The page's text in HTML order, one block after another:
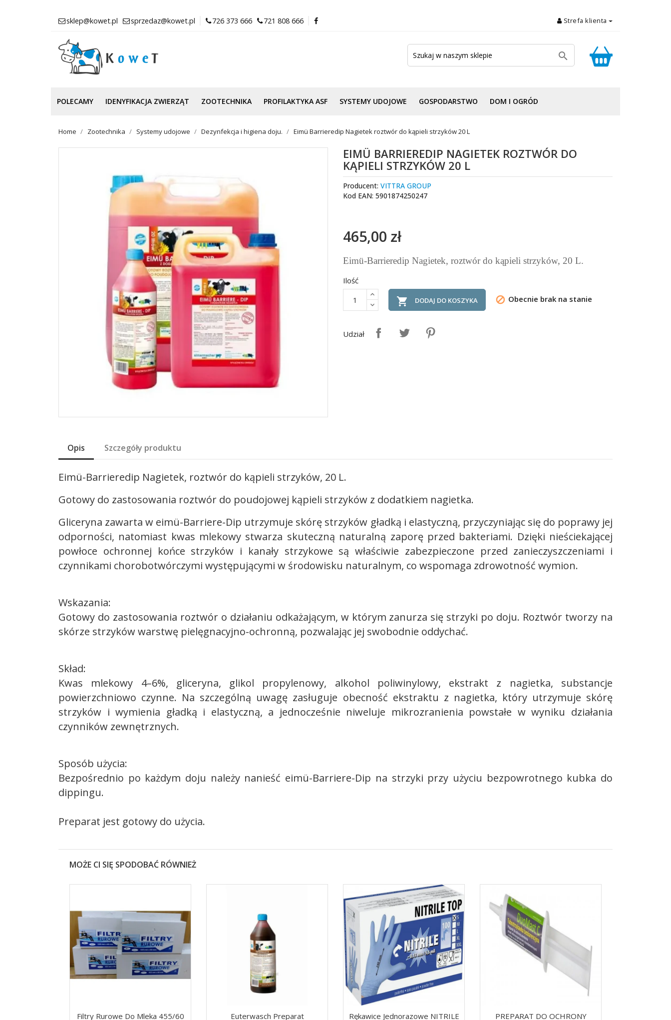
sklep@kowet.pl sprzedaz@kowet.pl 726 373 666 721 808 666 Strefa klienta

POLECAMY IDENYFIKACJA ZWIERZĄT ZOOTECHNIKA PROFILAKTYKA ASF SYSTEMY UDOJOWE GOSPODARSTWO DOM I OGRÓD
Home Zootechnika Systemy udojowe Dezynfekcja i higiena doju. Eimü Barrieredip Nagietek roztwór do kąpieli strzyków 20 L
EIMÜ BARRIEREDIP NAGIETEK ROZTWÓR DO
KĄPIELI STRZYKÓW 20 L
Producent: VITTRA GROUP
Kod EAN: 5901874250247
465,00 zł
Eimü-Barrieredip Nagietek, roztwór do kąpieli strzyków, 20 L.
Ilość
 DODAJ DO KOSZYKA  Obecnie brak na stanie
Udział
Opis Szczegóły produktu
Eimü-Barrieredip Nagietek, roztwór do kąpieli strzyków, 20 L.
Gotowy do zastosowania roztwór do poudojowej kąpieli strzyków z dodatkiem nagietka.
Gliceryna zawarta w eimü-Barriere-Dip utrzymuje skórę strzyków gładką i elastyczną, przyczyniając się do poprawy jej
odporności, natomiast kwas mlekowy stwarza skuteczną naturalną zaporę przed bakteriami. Dzięki nieściekającej
powłoce ochronnej końce strzyków i kanały strzykowe są właściwie zabezpieczone przed zanieczyszczeniami i
czynnikami chorobotwórczymi występującymi w środowisku naturalnym, co wspomaga zdrowotność wymion.
Wskazania:
Gotowy do zastosowania roztwór o działaniu odkażającym, w którym zanurza się strzyki po doju. Roztwór tworzy na
skórze strzyków warstwę pielęgnacyjno-ochronną, pozwalając jej swobodnie oddychać.
Skład:
Kwas mlekowy 4–6%, gliceryna, glikol propylenowy, alkohol poliwinylowy, ekstrakt z nagietka, substancje
powierzchniowo czynne. Na szczególną uwagę zasługuje obecność ekstraktu z nagietka, który utrzymuje skórę
strzyków i wymienia gładką i elastyczną, a jednocześnie niweluje mikrozranienia powstałe w wyniku działania
czynników zewnętrznych.
Sposób użycia:
Bezpośrednio po każdym doju należy nanieść eimü-Barriere-Dip na strzyki przy użyciu bezpowrotnego kubka do
dippingu.
Preparat jest gotowy do użycia.
MOŻE CI SIĘ SPODOBAĆ RÓWNIEŻ
Filtry Rurowe Do Mleka 455/60
Euterwasch Preparat
Rękawice Jednorazowe NITRILE
PREPARAT DO OCHRONY